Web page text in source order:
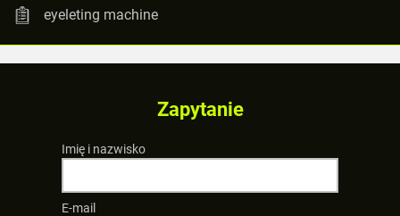
eyeleting machine
Zapytanie
Imię i nazwisko
E-mail